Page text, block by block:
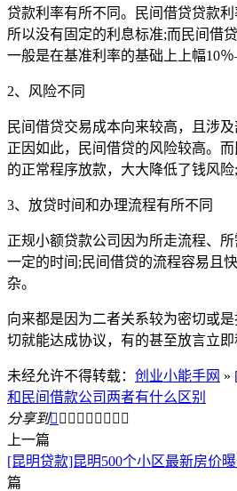
贷款利率有所不同。民间借贷贷款利
所以没有固定的利息标准;而民间借
一般是在基准利率的基础上上幅10％
2、风险不同
民间借贷交易成本向来较高，且涉及
正因如此，民间借贷的风险较高。
的正常程序放款，大大降低了钱风险;
3、放贷时间和办理流程有所不同
正规小额贷款公司因为所走流程、
一定的时间;民间借贷的流程容易且
杂。
向来都是因为二者关系较为密切或
切就能达成协议，有的甚至放言立即
未经允许不得转载： 创业小能手网 »
和民间借款公司两者有什么区别
分享到        
上一篇
[昆明贷款]昆明500个小区最新房价
篇